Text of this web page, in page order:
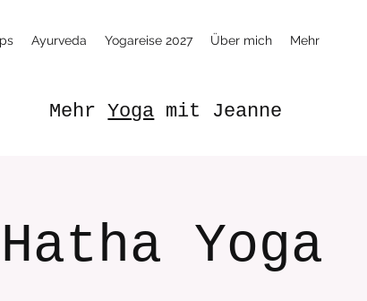
Ayurveda Yogareise 2027 Über mich Mehr
MehrYoga mit Jeanne
Hatha Yoga